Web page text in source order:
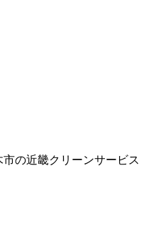
の近畿クリーンサービス